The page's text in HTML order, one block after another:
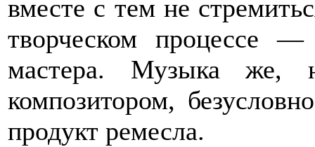
вместе с тем не
творческом процессе
мастера. Музыка же,
композитором,
продукт ремесла.